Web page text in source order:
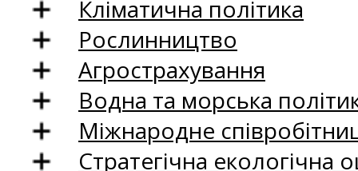
Кліматична політика
Рослинництво
Агрострахування
Водна та морська
Міжнародне
Стратегічна екологічна